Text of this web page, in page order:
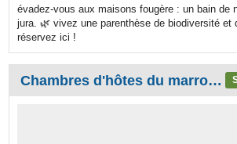
​évadez-vous aux maisons fougère : un bain de
jura. 🌿 vivez une parenthèse de biodiversité et
réservez ici !
Chambres d'hôtes du marronnier